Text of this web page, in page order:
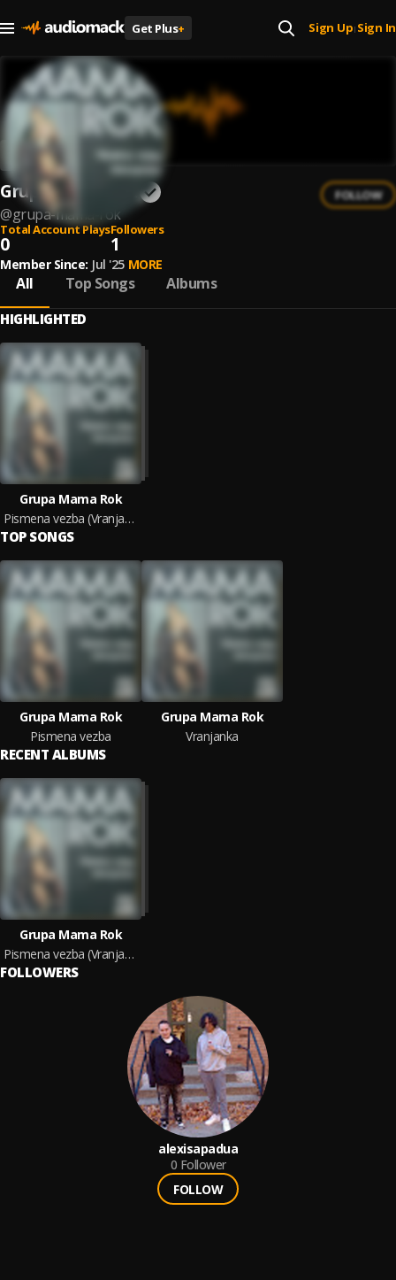
Get Plus+ Sign Up| Sign In
Grupa Mama Rok
@grupa-mama-rok
FOLLOW
Total Account Plays
0
Followers
1
Member Since: Jul '25 MORE
All Top Songs Albums
HIGHLIGHTED
Grupa Mama Rok
Pismena vezba (Vranjanka)
TOP SONGS
Grupa Mama Rok
Pismena vezba
Grupa Mama Rok
Vranjanka
RECENT ALBUMS
Grupa Mama Rok
Pismena vezba (Vranjanka)
FOLLOWERS
alexisapadua
0 Follower
FOLLOW